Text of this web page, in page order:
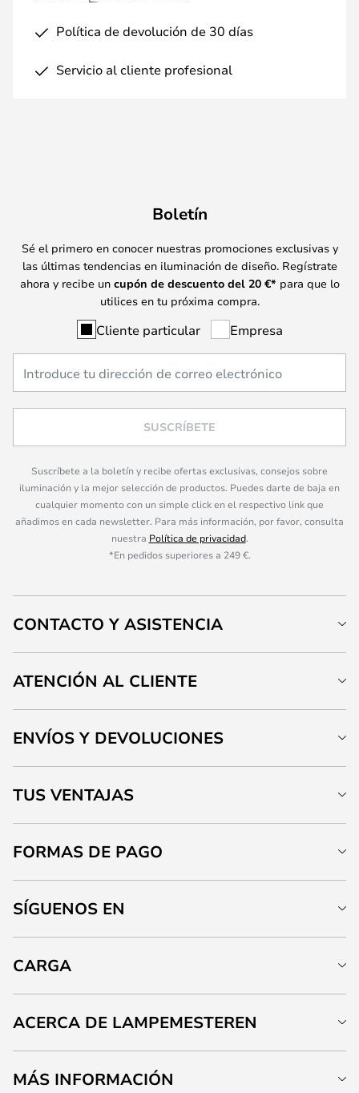
Política de devolución de 30 días
Servicio al cliente profesional
Boletín
Sé el primero en conocer nuestras promociones exclusivas y
las últimas tendencias en iluminación de diseño. Regístrate
ahora y recibe un cupón de descuento del 20 €* para que lo
utilices en tu próxima compra.
Cliente particular Empresa
SUSCRÍBETE
Suscríbete a la boletín y recibe ofertas exclusivas, consejos sobre
iluminación y la mejor selección de productos. Puedes darte de baja en
cualquier momento con un simple click en el respectivo link que
añadimos en cada newsletter. Para más información, por favor, consulta
nuestra Política de privacidad.
*En pedidos superiores a 249 €.
CONTACTO Y ASISTENCIA
ATENCIÓN AL CLIENTE
ENVÍOS Y DEVOLUCIONES
TUS VENTAJAS
FORMAS DE PAGO
SÍGUENOS EN
CARGA
ACERCA DE LAMPEMESTEREN
MÁS INFORMACIÓN